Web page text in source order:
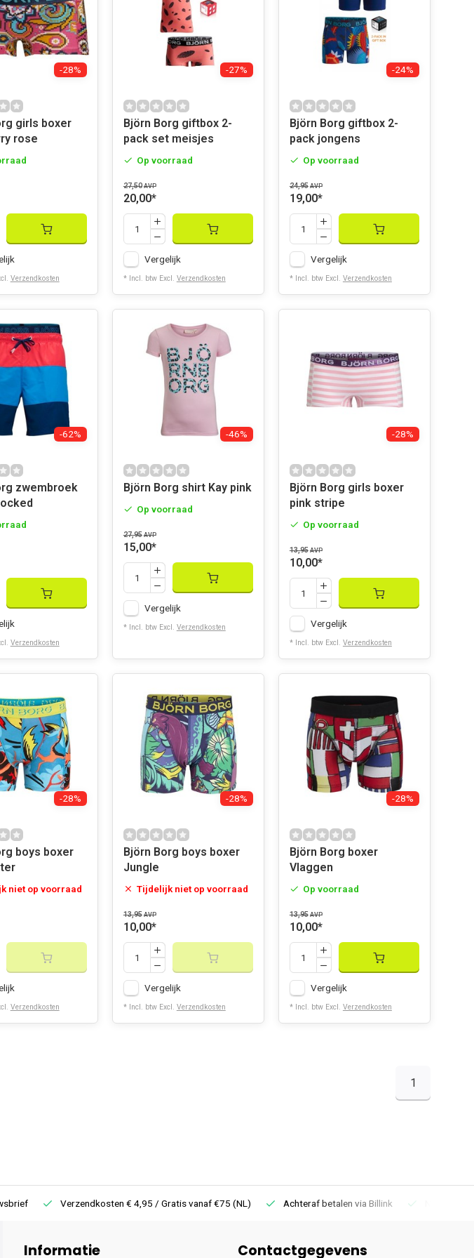
-28%
girls boxer
rose
Verzendkosten
-27%
Björn Borg giftbox 2-
pack set meisjes
Op voorraad
27,50 AVP
20,00*
Vergelijk
* Incl. btw Excl. Verzendkosten
-24%
Björn Borg giftbox 2-
pack jongens
Op voorraad
24,95 AVP
19,00*
Vergelijk
* Incl. btw Excl. Verzendkosten
-62%
zwembroek
Verzendkosten
-46%
Björn Borg shirt Kay pink
Op voorraad
27,95 AVP
15,00*
Vergelijk
* Incl. btw Excl. Verzendkosten
-28%
Björn Borg girls boxer
pink stripe
Op voorraad
13,95 AVP
10,00*
Vergelijk
* Incl. btw Excl. Verzendkosten
-28%
boys boxer
niet op voorraad
Verzendkosten
-28%
Björn Borg boys boxer
Jungle
Tijdelijk niet op voorraad
13,95 AVP
10,00*
Vergelijk
* Incl. btw Excl. Verzendkosten
-28%
Björn Borg boxer
Vlaggen
Op voorraad
13,95 AVP
10,00*
Vergelijk
* Incl. btw Excl. Verzendkosten
1
Verzendkosten € 4,95 / Gratis vanaf €75 (NL) Achteraf betalen via Billink
Informatie Contactgegevens